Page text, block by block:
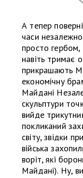
А тепер
часи
просто гербом,
навіть тримає
прикрашають
економічну
Майдані
скульптури
вийде
покликаний
світу, звідки
війська
воріт, які
Майдані). Ну,